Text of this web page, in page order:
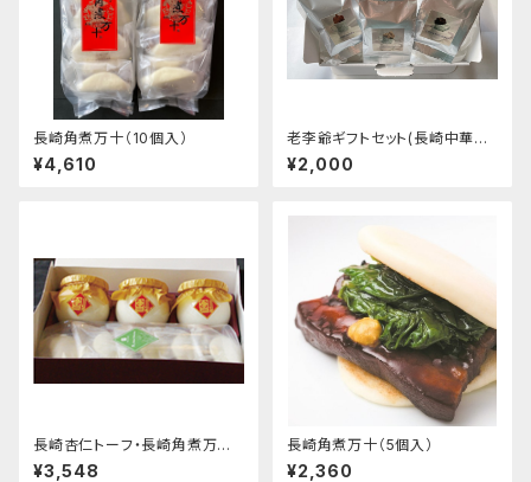
長崎角煮万十（10個入）
¥4,610
老李爺ギフトセット(長崎中華菓
子)
¥2,000
長崎杏仁トーフ・長崎角煮万十
セット
¥3,548
長崎角煮万十（5個入）
¥2,360